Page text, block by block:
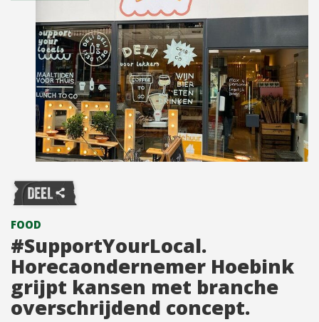
FOOD
#SupportYourLocal.
Horecaondernemer Hoebink
grijpt kansen met branche
overschrijdend concept.